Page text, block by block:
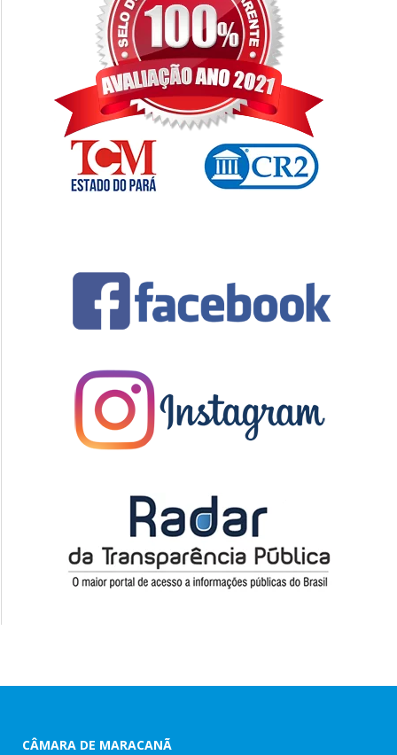
CÂMARA DE MARACANÃ